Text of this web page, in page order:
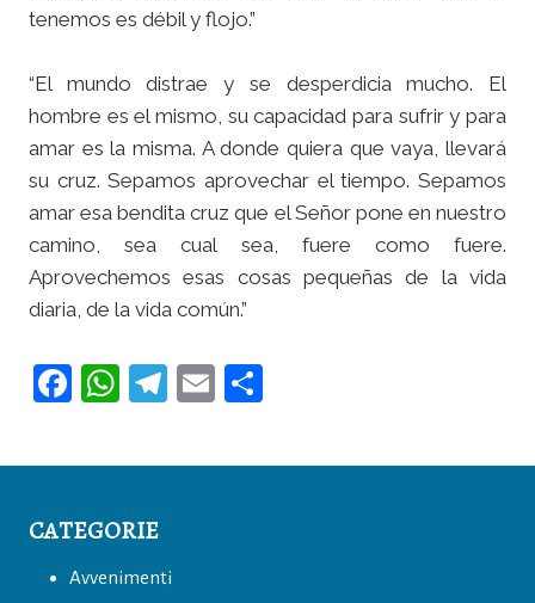
tenemos es débil y flojo.”
“El mundo distrae y se desperdicia mucho. El
hombre es el mismo, su capacidad para sufrir y para
amar es la misma. A donde quiera que vaya, llevará
su cruz. Sepamos aprovechar el tiempo. Sepamos
amar esa bendita cruz que el Señor pone en nuestro
camino, sea cual sea, fuere como fuere.
Aprovechemos esas cosas pequeñas de la vida
diaria, de la vida común.”
F
c
b
o
W
at
A
p
T
e
m
E
ai n
CATEGORIE
Avvenimenti